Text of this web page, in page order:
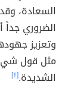
السعادة،
الضروري جداً
وتعزيز
مثل قول
الشديدة.[٤]